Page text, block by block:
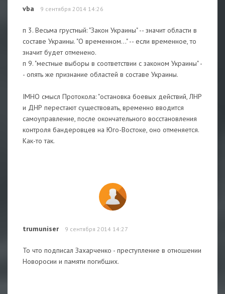
vba 9 сентября 2014 14:26
п 3. Весьма грустный: "Закон Украины" -- значит области в
составе Украины. "О временном..." -- если временное, то
значит будет отменено.
п 9. "местные выборы в соответствии с законом Украины" -
- опять же признание областей в составе Украины.
IMHO смысл Протокола: "остановка боевых действий, ЛНР
и ДНР перестают существовать, временно вводится
самоуправление, после окончательного восстановления
контроля бандеровцев на Юго-Востоке, оно отменяется.
Как-то так.
trumuniser 9 сентября 2014 14:27
То что подписал Захарченко - преступление в отношении
Новоросии и памяти погибших.